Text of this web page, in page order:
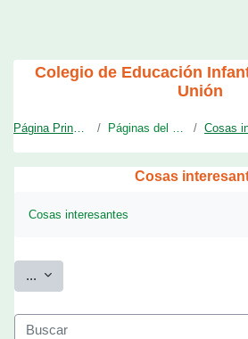
Colegio de Educación
Unión
Página Principal Páginas del sitio
Cosas
Cosas interesantes
... Exportar entradas
Buscar